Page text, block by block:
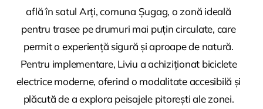
află în satul Arți, comuna Șugag, o zonă ideală
pentru trasee pe drumuri mai puțin circulate, care
permit o experiență sigură și aproape de natură.
Pentru implementare, Liviu a achiziționat biciclete
electrice moderne, oferind o modalitate accesibilă și
plăcută de a explora peisajele pitorești ale zonei.